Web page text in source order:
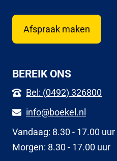
Afspraak maken
BEREIK ONS
Bel: (0492) 326800
info@boekel.nl
Vandaag: 8.30 - 17.00 uur
Morgen: 8.30 - 17.00 uur